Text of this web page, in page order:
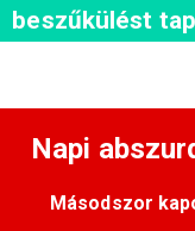
beszűkülést
Napi
Másodszor